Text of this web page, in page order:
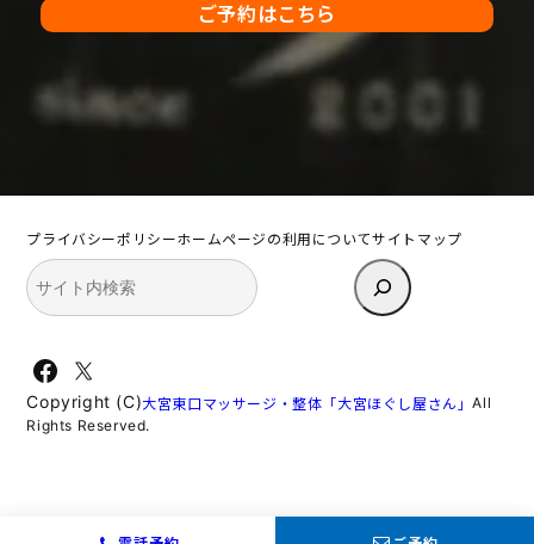
ご予約はこちら
プライバシーポリシーホームページの利用についてサイトマップ
検
索
Facebook
X
Copyright (C)大宮東口マッサージ・整体「大宮ほぐし屋さん」All
Rights Reserved.